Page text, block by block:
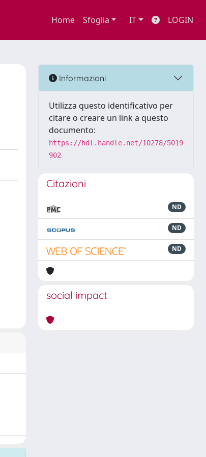
Home Sfoglia IT LOGIN
Informazioni
Utilizza questo identificativo per
citare o creare un link a questo
documento:
https://hdl.handle.net/10278/5019
902
Citazioni
ND
ND
ND
social impact